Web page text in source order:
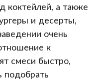
коктейлей, а также
и десерты,
очень
к
смеси быстро,
подобрать